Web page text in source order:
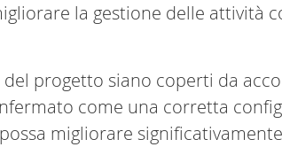
la gestione delle attività
progetto siano coperti da
come una corretta
migliorare